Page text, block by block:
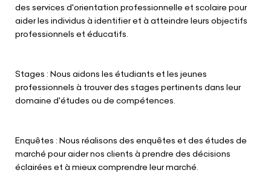
des services d'orientation professionnelle et scolaire pour
aider les individus à identifier et à atteindre leurs objectifs
professionnels et éducatifs.
Stages : Nous aidons les étudiants et les jeunes
professionnels à trouver des stages pertinents dans leur
domaine d'études ou de compétences.
Enquêtes : Nous réalisons des enquêtes et des études de
marché pour aider nos clients à prendre des décisions
éclairées et à mieux comprendre leur marché.